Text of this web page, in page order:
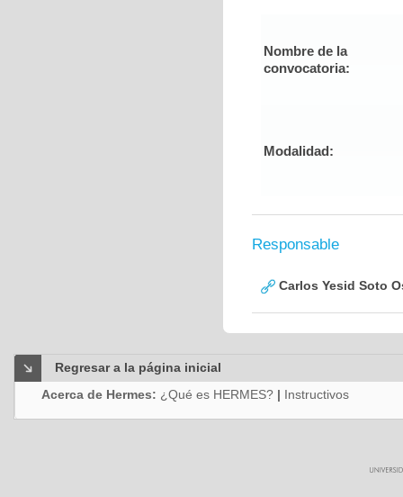
Nombre de la
convocatoria:
Modalidad:
Responsable
Carlos Yesid Soto
Regresar a la página inicial
Acerca de Hermes: ¿Qué es HERMES? | Instructivos